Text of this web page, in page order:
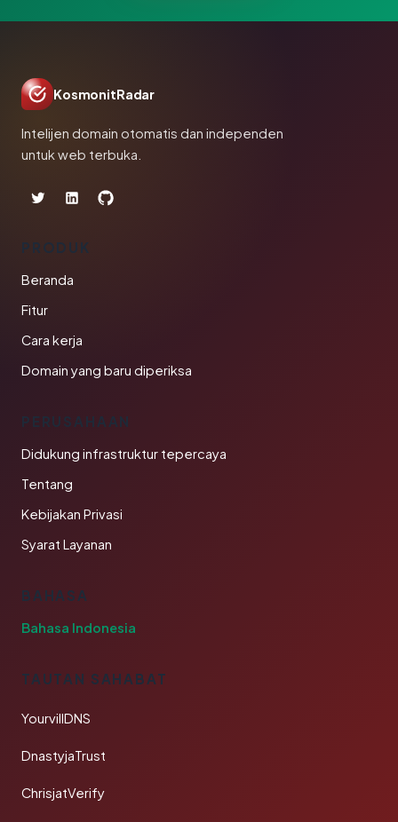
KosmonitRadar
Intelijen domain otomatis dan independen
untuk web terbuka.
PRODUK
Beranda
Fitur
Cara kerja
Domain yang baru diperiksa
PERUSAHAAN
Didukung infrastruktur tepercaya
Tentang
Kebijakan Privasi
Syarat Layanan
BAHASA
Bahasa Indonesia
TAUTAN SAHABAT
YourvillDNS
DnastyjaTrust
ChrisjatVerify